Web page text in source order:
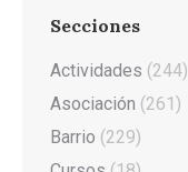
Secciones
Actividades (244)
Asociación (261)
Barrio (229)